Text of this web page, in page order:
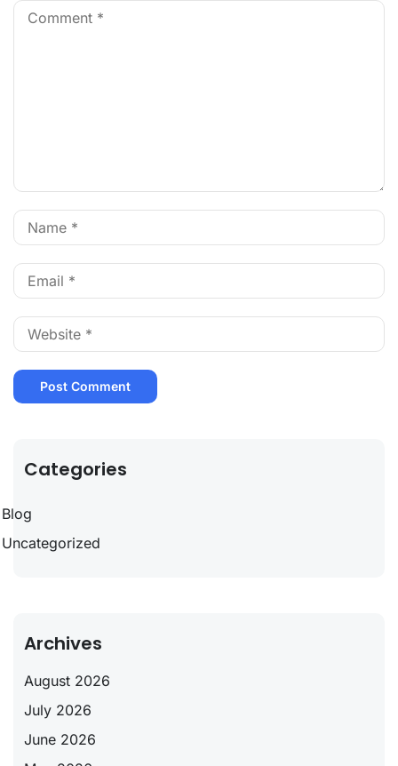
Categories
Blog
Uncategorized
Archives
August 2026
July 2026
June 2026